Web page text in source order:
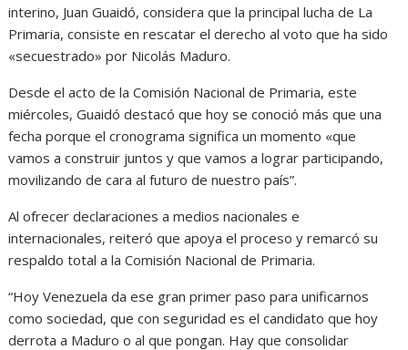
interino, Juan Guaidó, considera que la principal lucha de La
Primaria, consiste en rescatar el derecho al voto que ha sido
«secuestrado» por Nicolás Maduro.
Desde el acto de la Comisión Nacional de Primaria, este
miércoles, Guaidó destacó que hoy se conoció más que una
fecha porque el cronograma significa un momento «que
vamos a construir juntos y que vamos a lograr participando,
movilizando de cara al futuro de nuestro país”.
Al ofrecer declaraciones a medios nacionales e
internacionales, reiteró que apoya el proceso y remarcó su
respaldo total a la Comisión Nacional de Primaria.
“Hoy Venezuela da ese gran primer paso para unificarnos
como sociedad, que con seguridad es el candidato que hoy
derrota a Maduro o al que pongan. Hay que consolidar